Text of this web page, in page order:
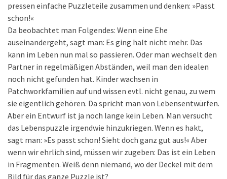
pressen einfache Puzzleteile zusammen und denken: »Passt
schon!«
Da beobachtet man Folgendes: Wenn eine Ehe
auseinandergeht, sagt man: Es ging halt nicht mehr. Das
kann im Leben nun mal so passieren. Oder man wechselt den
Partner in regelmäßigen Abständen, weil man den idealen
noch nicht gefunden hat. Kinder wachsen in
Patchworkfamilien auf und wissen evtl. nicht genau, zu wem
sie eigentlich gehören. Da spricht man von Lebensentwürfen.
Aber ein Entwurf ist ja noch lange kein Leben. Man versucht
das Lebenspuzzle irgendwie hinzukriegen. Wenn es hakt,
sagt man: »Es passt schon! Sieht doch ganz gut aus!« Aber
wenn wir ehrlich sind, müssen wir zugeben: Das ist ein Leben
in Fragmenten. Weiß denn niemand, wo der Deckel mit dem
Bild für das ganze Puzzle ist?